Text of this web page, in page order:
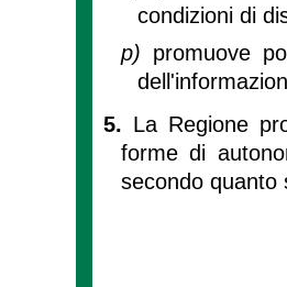
condizioni di
p) promuove
5. La Regione
forme di
secondo quanto